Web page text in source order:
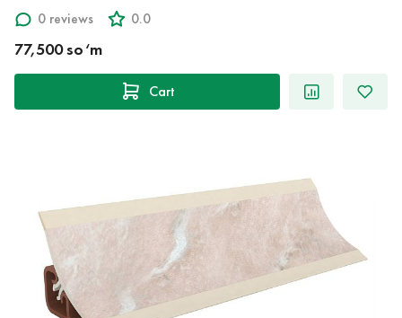
0 reviews 0.0
77,500 so‘m
Cart